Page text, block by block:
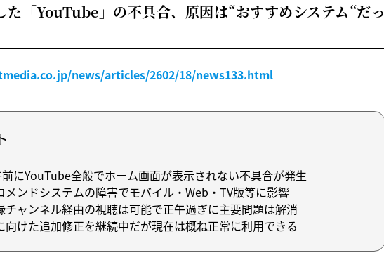
た「YouTube」の不具合、原因は“おすすめシステム“だっ
news/articles/2602/18/news133.html
前にYouTube全般でホーム画面が表示されない不具合が発生
メンドシステムの障害でモバイル・Web・TV版等に影響
チャンネル経由の視聴は可能で正午過ぎに主要問題は解消
向けた追加修正を継続中だが現在は概ね正常に利用できる